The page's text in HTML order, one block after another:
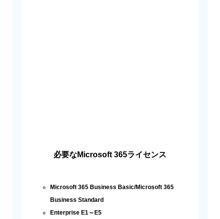
必要なMicrosoft 365ライセンス
Microsoft 365 Business Basic/Microsoft 365
Business Standard
Enterprise E1～E5